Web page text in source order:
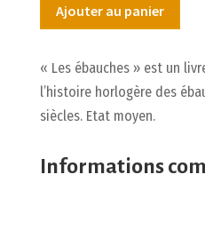
Ajouter au panier
« Les ébauches » est un
l’histoire horlogère des
siècles. Etat moyen.
Informations